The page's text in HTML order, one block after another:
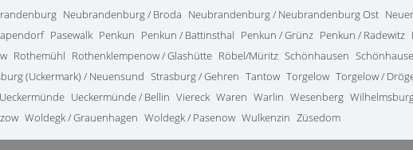
Neubrandenburg / Broda Neubrandenburg / Neubrandenburg Ost
Pasewalk Penkun Penkun / Battinsthal Penkun / Grünz Penkun / Radewitz
Rothemühl Rothenklempenow / Glashütte Röbel/Müritz Schönhausen
(Uckermark) / Neuensund Strasburg / Gehren Tantow Torgelow Torgelow /
Ueckermünde Ueckermünde / Bellin Viereck Waren Warlin Wesenberg
Woldegk / Grauenhagen Woldegk / Pasenow Wulkenzin Züsedom